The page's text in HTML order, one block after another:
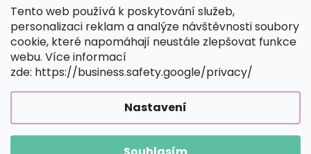
Tento web používá k poskytování služeb,
personalizaci reklam a analýze návštěvnosti soubory
cookie, které napomáhají neustále zlepšovat funkce
webu. Více informací
zde: https://business.safety.google/privacy/
Nastavení
Velká Británie
Rakousko
SPOLEHLIVÉ MOŽNOSTI DOPRAVY
BEZPEČNÉ MOŽNOSTI PLATBY
Vymalujsisam.cz. Všechna práva vyhrazena.